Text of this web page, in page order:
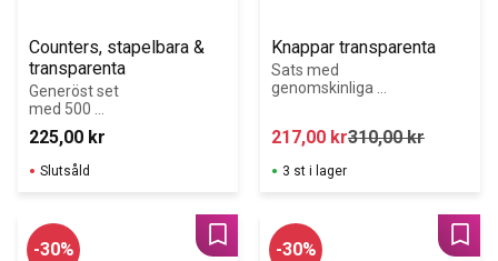
Counters, stapelbara &
transparenta
Generöst set
med 500
counters i 6
klara färger,
storlek 20 mm i
diameter,
ljusbord.
225,00 kr
Slutsåld
Knappar transparenta
Sats med
genomskinliga
eller 5 hål i
217,00 kr310,00kr
3 st i lager
30% Lägg till i favoriter
30%